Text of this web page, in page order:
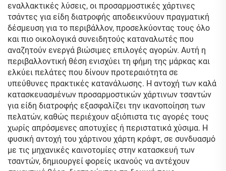
εναλλακτικές λύσεις, οι προσαρμοστικές χάρτινες
τσάντες για είδη διατροφής αποδεικνύουν πραγματική
δέσμευση για το περιβάλλον, προσελκύοντας τους όλο
και πιο οικολογικά συνειδητούς καταναλωτές που
αναζητούν ενεργά βιώσιμες επιλογές αγορών. Αυτή η
περιβαλλοντική θέση ενισχύει τη φήμη της μάρκας και
ελκύει πελάτες που δίνουν προτεραιότητα σε
υπεύθυνες πρακτικές κατανάλωσης. Η αντοχή των καλά
κατασκευασμένων προσαρμοστικών χάρτινων τσαντών
για είδη διατροφής εξασφαλίζει την ικανοποίηση των
πελατών, καθώς περιέχουν αξιόπιστα τις αγορές τους
χωρίς απρόσμενες αποτυχίες ή περιστατικά χύσιμα. Η
φυσική αντοχή του χάρτινου χάρτη κράφτ, σε συνδυασμό
με τις μηχανικές καινοτομίες στην κατασκευή των
τσαντών, δημιουργεί φορείς ικανούς να αντέχουν